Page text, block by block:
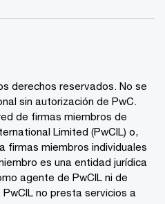
derechos reservados. No se
sin autorización de PwC.
de firmas miembros de
Limited (PwCIL) o,
firmas miembros individuales
es una entidad jurídica
agente de PwCIL ni de
no presta servicios a